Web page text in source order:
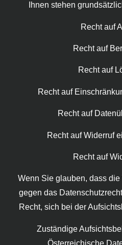
Ihnen stehen
Recht auf
Recht auf
Recht auf
Recht auf
Recht auf
Recht auf Widerruf
Recht auf
Wenn Sie glauben, dass
gegen das
Recht, sich bei der
Zuständige
Österreichische